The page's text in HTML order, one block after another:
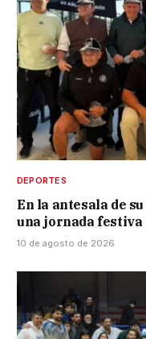
DEPORTES
En la antesala de
una jornada festiva
10 de agosto de 2026